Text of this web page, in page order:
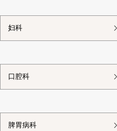
妇科
口腔科
脾胃病科